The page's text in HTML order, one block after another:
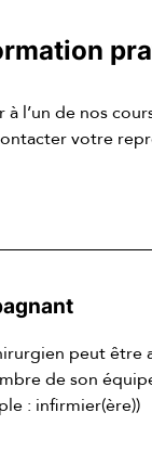
à l’un de nos
votre
peut être
de son
: infirmier(ère))